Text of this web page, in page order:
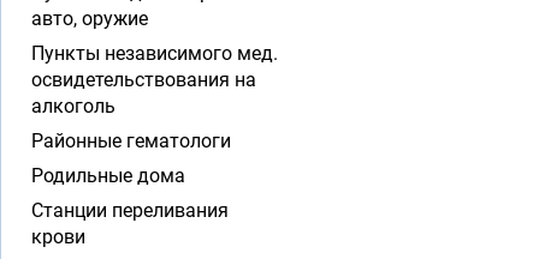
авто, оружие
Пункты независимого мед.
освидетельствования на
алкоголь
Районные гематологи
Родильные дома
Станции переливания
крови